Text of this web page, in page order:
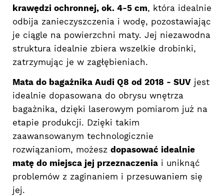
krawędzi ochronnej, ok. 4-5 cm, która idealnie
odbija zanieczyszczenia i wodę, pozostawiając
je ciągle na powierzchni maty. Jej niezawodna
struktura idealnie zbiera wszelkie drobinki,
zatrzymując je w zagłębieniach.
Mata do bagażnika Audi Q8 od 2018 - SUV jest
idealnie dopasowana do obrysu wnętrza
bagażnika, dzięki laserowym pomiarom już na
etapie produkcji. Dzięki takim
zaawansowanym technologicznie
rozwiązaniom, możesz dopasować idealnie
matę do miejsca jej przeznaczenia i uniknąć
problemów z zaginaniem i przesuwaniem się
jej.